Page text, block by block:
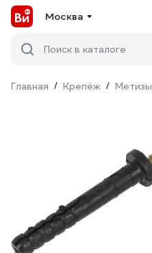
Москва
Поиск в каталоге
Главная / Крепёж / Метизы